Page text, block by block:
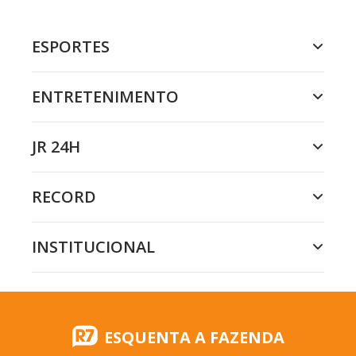
ESPORTES
ENTRETENIMENTO
JR 24H
RECORD
INSTITUCIONAL
ESQUENTA A FAZENDA